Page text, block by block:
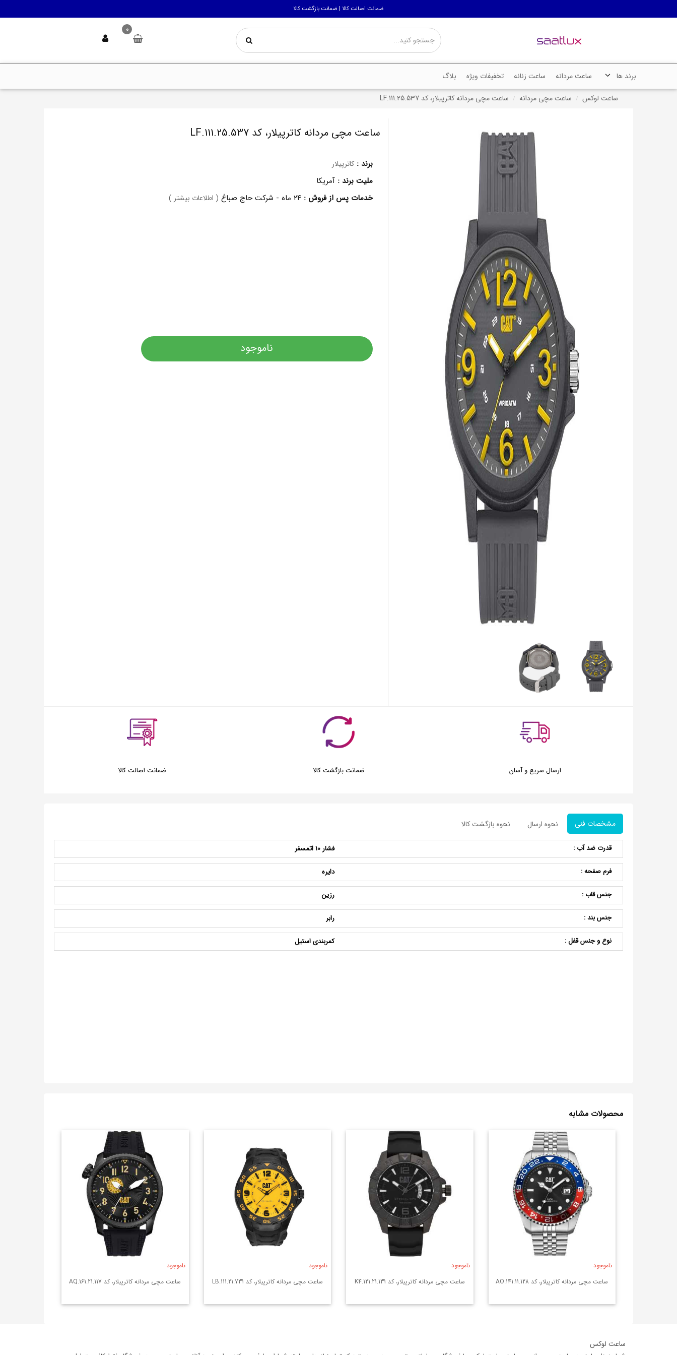
ضمانت اصالت کالا | ضمانت بازگشت کالا
0
برند ها ساعت مردانه ساعت زنانه تخفیفات ویژه
بلاگ
ساعت لوکس
ساعت مچی مردانه ساعت مچی مردانه کاترپیلار، کد LF.111.25.537
ساعت مچی مردانه کاترپیلار، کد LF.111.25.537
برند : کاترپیلار
ملیت برند :آمریکا
خدمات پس از فروش :۲۴ ماه - شرکت حاج صباغ ( اطلاعات بیشتر )
ناموجود
ارسال سریع و آسان ضمانت بازگشت کالا ضمانت اصالت کالا
مشخصات فنی نحوه ارسال نحوه بازگشت کالا
قدرت ضد آب : فشار 10 اتمسفر
فرم صفحه : دایره
جنس قاب : رزین
جنس بند : رابر
نوع و جنس قفل : کمربندی استیل
محصولات مشابه
ناموجود
ساعت مچی مردانه کاترپیلار، کد AO.141.11.128
ناموجود
ساعت مچی مردانه کاترپیلار، کد K4.121.21.131
ناموجود
ساعت مچی مردانه کاترپیلار، کد LB.111.21.731
ناموجود
ساعت مچی مردانه کاترپیلار، کد AQ.161.21.117
ساعت لوکس